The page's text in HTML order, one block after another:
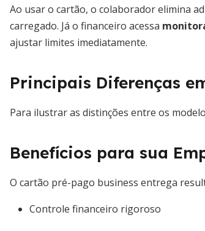
Ao usar o cartão, o colaborador elimina
carregado. Já o financeiro acessa
ajustar limites imediatamente.
Principais Diferenças
Para ilustrar as distinções entre os
Benefícios para sua
O cartão pré-pago business entrega
Controle financeiro rigoroso